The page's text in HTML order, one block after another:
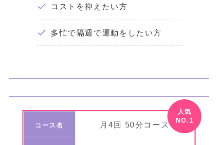
コストを抑えたい方
多忙で隔週で運動をしたい方
コース名 月4回 50分コース